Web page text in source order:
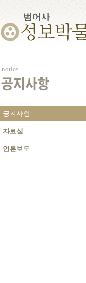
notice
공지사항
공지사항
자료실
언론보도